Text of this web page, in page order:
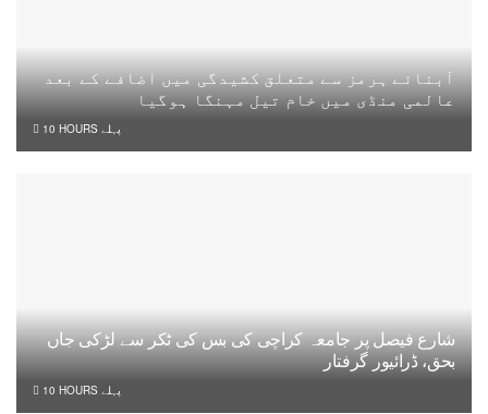
آبنائے ہرمز سے متعلق کشیدگی میں اضافے کے بعد
عالمی منڈی میں خام تیل مہنگا ہوگیا
10 HOURS پہلے
شارع فیصل پر جامعہ کراچی کی بس کی ٹکر سے لڑکی جاں
بحق، ڈرائیور گرفتار
10 HOURS پہلے